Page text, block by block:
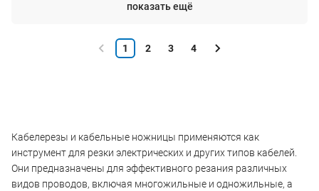
показать ещё
1 2 3 4
Кабелерезы и кабельные ножницы применяются как
инструмент для резки электрических и других типов кабелей.
Они предназначены для эффективного резания различных
видов проводов, включая многожильные и одножильные, а